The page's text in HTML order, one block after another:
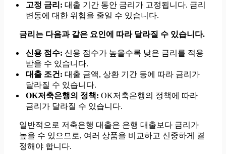
고정 금리: 대출 기간 동안 금리가 고정됩니다. 금리
변동에 대한 위험을 줄일 수 있습니다.
금리는 다음과 같은 요인에 따라 달라질 수 있습니다.
신용 점수: 신용 점수가 높을수록 낮은 금리를 적용
받을 수 있습니다.
대출 조건: 대출 금액, 상환 기간 등에 따라 금리가
달라질 수 있습니다.
OK저축은행의 정책: OK저축은행의 정책에 따라
금리가 달라질 수 있습니다.
일반적으로 저축은행 대출은 은행 대출보다 금리가
높을 수 있으므로, 여러 상품을 비교하고 신중하게 결
정해야 합니다.